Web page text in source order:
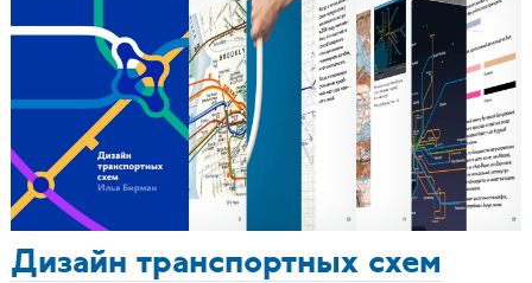
Дизайн транспортных схем